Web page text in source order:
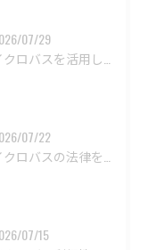
07/29
07/22
07/15